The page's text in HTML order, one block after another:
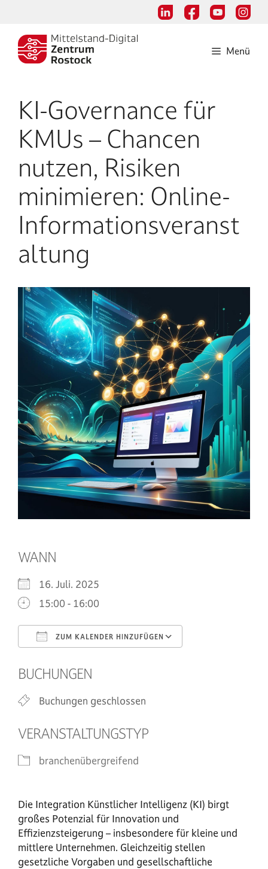
springen
Menü
KI-Governance für
KMUs – Chancen
nutzen, Risiken
minimieren: Online-
Informationsveranst
altung
WANN
16. Juli. 2025
15:00 - 16:00
ZUM KALENDER HINZUFÜGEN
BUCHUNGEN
Buchungen geschlossen
VERANSTALTUNGSTYP
branchenübergreifend
Die Integration Künstlicher Intelligenz (KI) birgt
großes Potenzial für Innovation und
Effizienzsteigerung – insbesondere für kleine und
mittlere Unternehmen. Gleichzeitig stellen
gesetzliche Vorgaben und gesellschaftliche